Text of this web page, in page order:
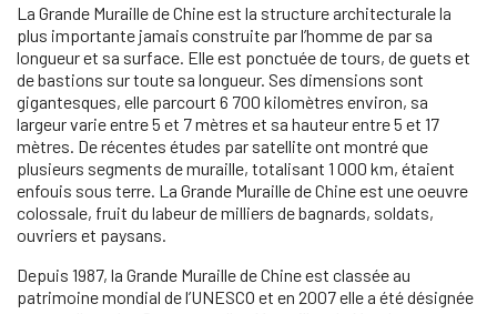
La Grande Muraille de Chine est la structure architecturale la
plus importante jamais construite par l’homme de par sa
longueur et sa surface. Elle est ponctuée de tours, de guets et
de bastions sur toute sa longueur. Ses dimensions sont
gigantesques, elle parcourt 6 700 kilomètres environ, sa
largeur varie entre 5 et 7 mètres et sa hauteur entre 5 et 17
mètres. De récentes études par satellite ont montré que
plusieurs segments de muraille, totalisant 1 000 km, étaient
enfouis sous terre. La Grande Muraille de Chine est une oeuvre
colossale, fruit du labeur de milliers de bagnards, soldats,
ouvriers et paysans.
Depuis 1987, la Grande Muraille de Chine est classée au
patrimoine mondial de l’UNESCO et en 2007 elle a été désignée